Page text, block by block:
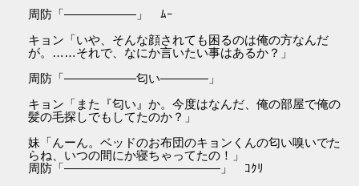
周防「――――――」 ﾑｰ
キョン「いや、そんな顔されても困るのは俺の方なんだ
が。……それで、なにか言いたい事はあるか？」
周防「――――――匂い――――」
キョン「また『匂い』か。今度はなんだ、俺の部屋で俺の
髪の毛探しでもしてたのか？」
妹「んーん。ベッドのお布団のキョンくんの匂い嗅いでた
らね、いつの間にか寝ちゃってたの！」
周防「―――――――――――――」 ｺｸﾘ